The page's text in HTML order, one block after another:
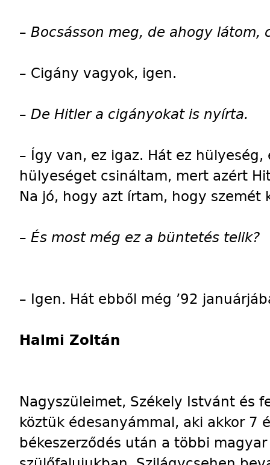
– Bocsásson meg, de ahogy látom,
– Cigány vagyok, igen.
– De Hitler a cigányokat is nyírta.
– Így van, ez igaz. Hát ez
hülyeséget csináltam, mert azért
Na jó, hogy azt írtam, hogy szemét
– És most még ez a büntetés telik?
– Igen. Hát ebből még ’92
Halmi Zoltán
Nagyszüleimet, Székely Istvánt és
köztük édesanyámmal, aki akkor 7
békeszerződés után a többi